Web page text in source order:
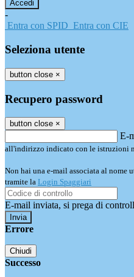
-
Entra con SPID Entra con CIE
Seleziona utente
button close ×
Recupero password
button close ×
E-
all'indirizzo indicato con le istruzioni
Non hai una e-mail associata al nome
tramite la Login Spaggiari
E-mail inviata, si prega di
Errore
Chiudi
Successo